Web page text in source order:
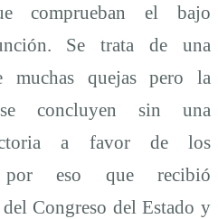
comprueban el bajo
Se trata de una
muchas quejas pero la
concluyen sin una
a favor de los
por eso que recibió
Congreso del Estado y